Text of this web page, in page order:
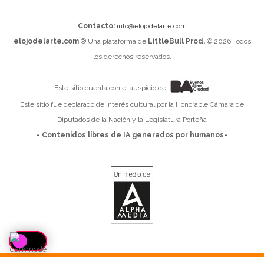
Contacto: info@elojodelarte.com
elojodelarte.com® Una plataforma de LittleBull Prod.© 2026 Todos
los derechos reservados.
Este sitio cuenta con el auspicio de
Este sitio fue declarado de interés cultural por la Honorable Cámara de
Diputados de la Nación y la Legislatura Porteña
- Contenidos libres de IA generados por humanos-